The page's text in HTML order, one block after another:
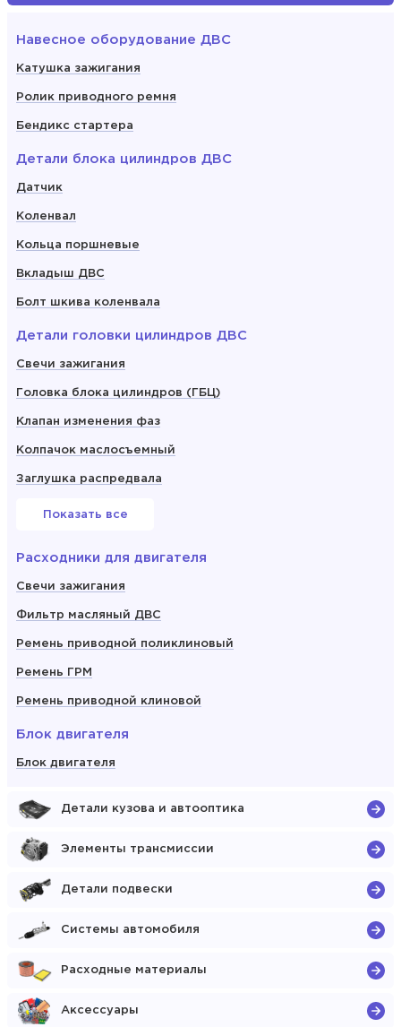
Навесное оборудование ДВС
Катушка зажигания
Ролик приводного ремня
Бендикс стартера
Детали блока цилиндров ДВС
Датчик
Коленвал
Кольца поршневые
Вкладыш ДВС
Болт шкива коленвала
Детали головки цилиндров ДВС
Свечи зажигания
Головка блока цилиндров (ГБЦ)
Клапан изменения фаз
Колпачок маслосъемный
Заглушка распредвала
Показать все
Расходники для двигателя
Свечи зажигания
Фильтр масляный ДВС
Ремень приводной поликлиновый
Ремень ГРМ
Ремень приводной клиновой
Блок двигателя
Блок двигателя
Детали кузова и автооптика
Элементы трансмиссии
Детали подвески
Системы автомобиля
Расходные материалы
Аксессуары